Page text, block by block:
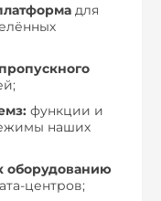
для
функции и
наших
оборудованию
центров;